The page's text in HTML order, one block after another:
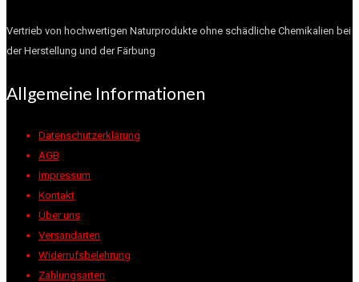
Vertrieb von hochwertigen Naturprodukte ohne schädliche Chemikalien bei
der Herstellung und der Färbung
Allgemeine Informationen
Datenschutzerklärung
AGB
Impressum
Kontakt
Über uns
Versandarten
Widerrufsbelehrung
Zahlungsarten